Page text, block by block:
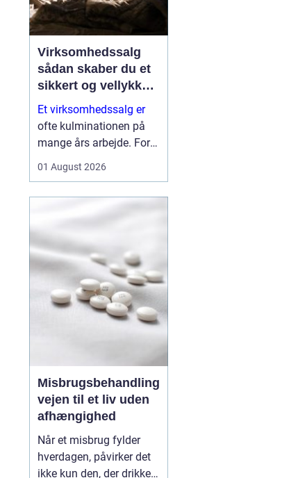
Virksomhedssalg
sådan skaber du et
sikkert og vellykket
salg
Et virksomhedssalg er
ofte kulminationen på
mange års arbejde. For
om at trække sig tilbage.
strategisk skridt for at
investeringer. Uanset
årsagen er...
01 August 2026
Misbrugsbehandling
vejen til et liv uden
afhængighed
Når et misbrug fylder
hverdagen, påvirker det
ikke kun den, der drikker,